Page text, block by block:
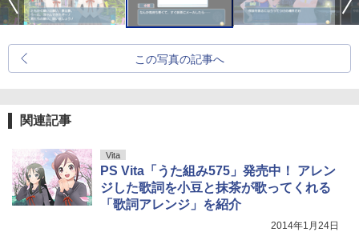
この写真の記事へ
関連記事
Vita
PS Vita「うた組み575」発売中！ アレン
ジした歌詞を小豆と抹茶が歌ってくれる
「歌詞アレンジ」を紹介
2014年1月24日